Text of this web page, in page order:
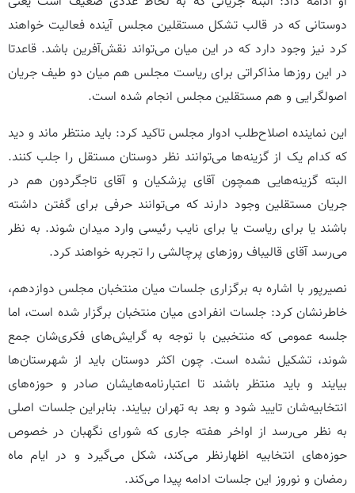
دوستانی که در قالب تشکل مستقلین مجلس آینده فعالیت خواهند
کرد نیز وجود دارد که در این میان می‌تواند نقش‌آفرین باشد. قاعدتا
در این روزها مذاکراتی برای ریاست مجلس هم میان دو طیف جریان
اصولگرایی و هم مستقلین مجلس انجام شده است.
این نماینده اصلاح‌طلب ادوار مجلس تاکید کرد: باید منتظر ماند و دید
که کدام یک از گزینه‌ها می‌توانند نظر دوستان مستقل را جلب کنند.
البته گزینه‌هایی همچون آقای پزشکیان و آقای تاجگردون هم در
جریان مستقلین وجود دارند که می‌توانند حرفی برای گفتن داشته
باشند یا برای ریاست یا برای نایب رئیسی وارد میدان شوند. به نظر
می‌رسد آقای قالیباف روزهای پرچالشی را تجربه خواهند کرد.
نصیرپور با اشاره به برگزاری جلسات میان منتخبان مجلس دوازدهم،
خاطرنشان کرد: جلسات انفرادی میان منتخبان برگزار شده است، اما
جلسه عمومی که منتخبین با توجه به گرایش‌های فکری‌شان جمع
شوند، تشکیل نشده است. چون اکثر دوستان باید از شهرستان‌ها
بیایند و باید منتظر باشند تا اعتبارنامه‌هایشان صادر و حوزه‌های
انتخابیه‌شان تایید شود و بعد به تهران بیایند. بنابراین جلسات اصلی
به نظر می‌رسد از اواخر هفته جاری که شورای نگهبان در خصوص
حوزه‌های انتخابیه اظهارنظر می‌کند، شکل می‌گیرد و در ایام ماه
رمضان و نوروز این جلسات ادامه پیدا می‌کند.